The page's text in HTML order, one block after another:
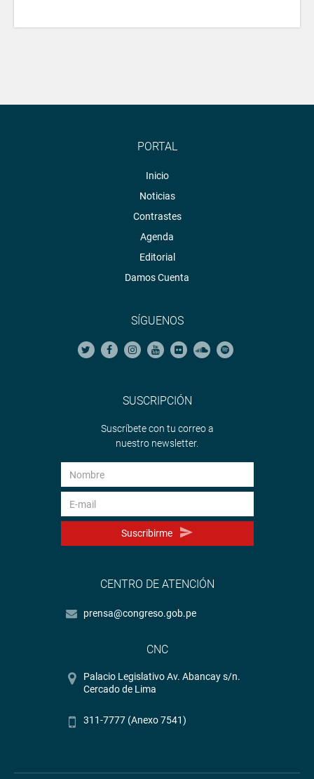
PORTAL
Inicio
Noticias
Contrastes
Agenda
Editorial
Damos Cuenta
SÍGUENOS
SUSCRIPCIÓN
Suscríbete con tu correo a
nuestro newsletter.
Suscribirme
CENTRO DE ATENCIÓN
prensa@congreso.gob.pe
CNC
Palacio Legislativo Av. Abancay s/n.
Cercado de Lima
311-7777 (Anexo 7541)